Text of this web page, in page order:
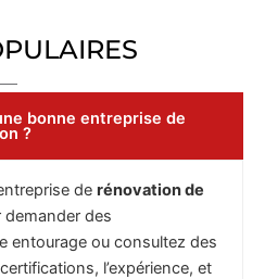
bonne entreprise de
?
de rénovation de
des
entourage ou consultez des
l’expérience, et